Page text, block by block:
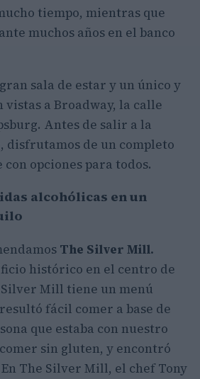
tiempo, mientras que
muchos años en el banco
sala de estar y un único y
vistas a Broadway, la calle
Antes de salir a la
disfrutamos de un completo
opciones para todos.
alcohólicas en un
The Silver Mill.
histórico en el centro de
Mill tiene un menú
fácil comer a base de
que estaba con nuestro
sin gluten, y encontró
The Silver Mill, el chef Tony